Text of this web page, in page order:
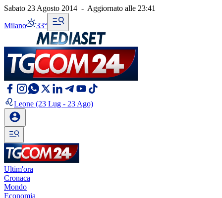
Sabato 23 Agosto 2014 - Aggiornato alle 23:41
Milano 33°
Leone (23 Lug - 23 Ago)
Ultim'ora
Cronaca
Mondo
Economia